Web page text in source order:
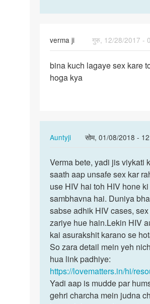
verma ji
गुरु, 12/28/2017 -
bina
kuch
bina kuch lagaye sex kare
hoga kya
Auntyji
सोम, 01/08/2018 -
In
to
bina
kuch
lagaye
sex
kare
to…
by
verma
ji
Verma
bete,
yadi
jis
viykati…
Verma bete, yadi jis viykati
saath aap unsafe sex kar
use HIV hai toh HIV hone ki
sambhavna hai. Duniya
sabse adhik HIV cases,
zariye hue hain.Lekin HIV
kai asurakshit karano se
So zara detail mein yeh
hua link padhiye:
https://lovematters.in/hi/
Yadi aap is mudde par
gehri charcha mein judna